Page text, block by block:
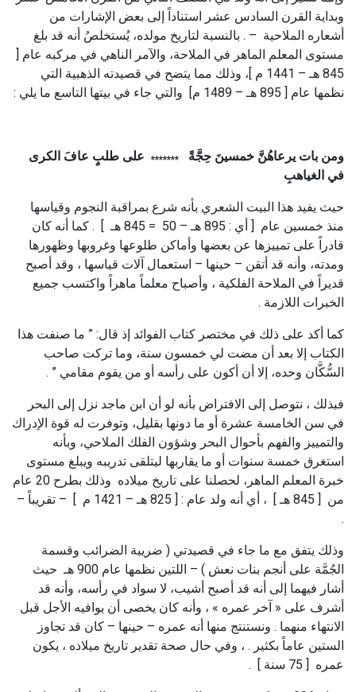
وبداية القرن السادس عشر استناداً إلى بعض الإشارات من
أشعاره الملاحية – . بالنسبة لتاريخ مولده، يُستخلصُ أنه قد بلغ
مستوى المعلم الماهر في الملاحة، والآمر الناهي في مركبه عام [
845 هـ – 1441 م ]، وذلك مما يتضح في قصيدته الذهبية التي
نظمها عام [ 895 هـ – 1489 م] والتي جاء في بيتها التاسع ما يلي :
ومن بات يرعاهُنَّ خمسينَ حِجَّةً *******على طلبٍ عافَ الكرى
في الغياهبِ
حيث يفيد هذا البيت الشعري بأنه شرع بمراقبة النجوم وقياسها
منذ خمسين عام [ أي : 895 هـ – 50 = 845 هـ ] . كما أنه كان
قادراً على تمييزها عن بعضها وأماكن طلوعها وغروبها وظهورها
ومدته، وأنه قد أتقن – حينها – استعمال آلات قياسها ، وقد أصبح
قديراً في الملاحة الفلكية ، وأصباح معلماً ماهراً واكتسب جميع
الخبرات اللازمة .
كما أكد على ذلك في مختصر كتاب الفوائد إذ قال: ” ما صنفت هذا
الكتاب إلا بعد أن مضت لي خمسون سنة، وما تركت صاحب
السُّكَّان وحده، إلا أن أكون على رأسه أو من يقوم مقامي ” .
فبذلك ، نتوصل إلى الافتراض بأنه لو أن ابن ماجد نزل إلى البحر
في سن الخامسة عشرة أو ما دونها بقليل، وتوفرت له قوة الإدراك
والتمييز والفهم بأحوال البحر وشؤون الفلك الملاحي، وبأنه
استغرق خمسة سنوات أو ما يقاربها ليتلقى تدريبه ويبلغ مستوى
خبرة المعلم الماهر، لحصلنا على تاريخ ميلاده وذلك بطرح 20 عام
من [ 845 هـ ] ، أي أنه ولد عام : [ 825 هـ – 1421 م ] – تقريباً –
وذلك يتفق مع ما جاء في قصيدتي ( ضريبة الضرائب وقسمة
الجُمَّة على أنجم بنات نعش ) – اللتين نظمها عام 900 هـ حيث
أشار فيهما إلى أنه قد أصبح أشيب، لا سواد في رأسه، وأنه قد
أشرف على « آخر عمره » ، وأنه كان يخصى أن يوافيه الأجل قبل
الانتهاء منهما . ونستنتج منها أنه عمره – حينها – كان قد تجاوز
الستين عاماً بكثير . ، وفي حال صحة تقدير تاريخ ميلاده ، يكون
عمره [ 75 سنة ] .